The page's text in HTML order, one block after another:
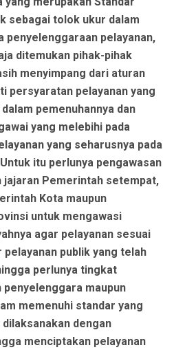
sebagai tolok ukur dalam
penyelenggaraan pelayanan,
ditemukan pihak-pihak
menyimpang dari aturan
persyaratan pelayanan yang
pemenuhannya dan
yang melebihi pada
yang seharusnya pada
itu perlunya pengawasan
jajaran Pemerintah setempat,
Kota maupun
untuk mengawasi
agar pelayanan sesuai
pelayanan publik yang telah
perlunya tingkat
penyelenggara maupun
memenuhi standar yang
dengan
menciptakan pelayanan